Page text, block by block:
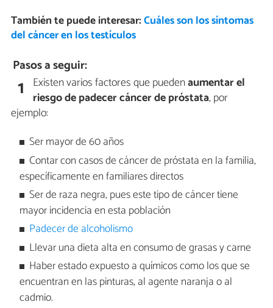
También te puede interesar:Cuáles son los síntomas
del cáncer en los testículos
Pasos a seguir:
1 Existen varios factores que puedenaumentar el
riesgo de padecer cáncer de próstata, por
ejemplo:
Ser mayor de 60 años
Contar con casos de cáncer de próstata en la familia,
específicamente en familiares directos
Ser de raza negra, pues este tipo de cáncer tiene
mayor incidencia en esta población
Padecer de alcoholismo
Llevar una dieta alta en consumo de grasas y carne
Haber estado expuesto a químicos como los que se
encuentran en las pinturas, al agente naranja o al
cadmio.